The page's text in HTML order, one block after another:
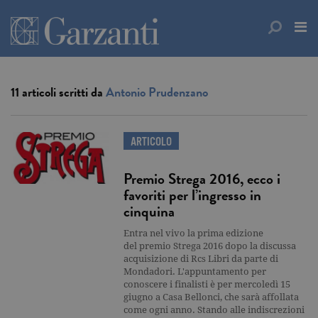
11 articoli scritti daAntonio Prudenzano
ARTICOLO
Premio Strega 2016, ecco i
favoriti per l’ingresso in
cinquina
Entra nel vivo la prima edizione
del premio Strega 2016 dopo la discussa
acquisizione di Rcs Libri da parte di
Mondadori. L'appuntamento per
conoscere i finalisti è per mercoledì 15
giugno a Casa Bellonci, che sarà affollata
come ogni anno. Stando alle indiscrezioni